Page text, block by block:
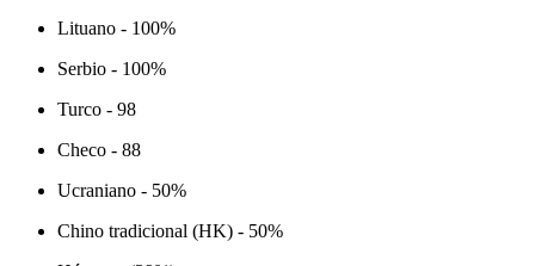
Lituano - 100%
Serbio - 100%
Turco - 98
Checo - 88
Ucraniano - 50%
Chino tradicional (HK) - 50%